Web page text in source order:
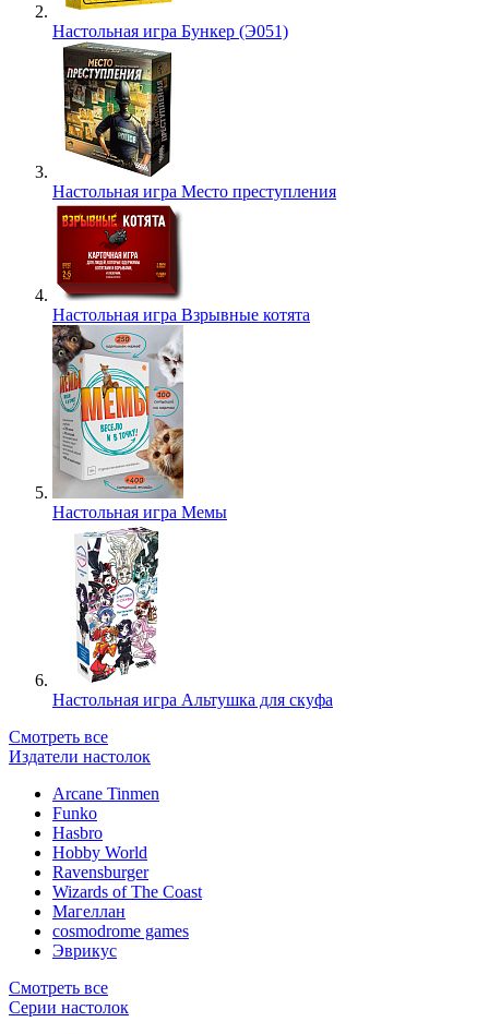
Настольная игра Бункер (Э051)
Настольная игра Место преступления
Настольная игра Взрывные котята
Настольная игра Мемы
Настольная игра Альтушка для скуфа
Смотреть все
Издатели настолок
Arcane Tinmen
Funko
Hasbro
Hobby World
Ravensburger
Wizards of The Coast
Магеллан
сosmodrome games
Эврикус
Смотреть все
Серии настолок